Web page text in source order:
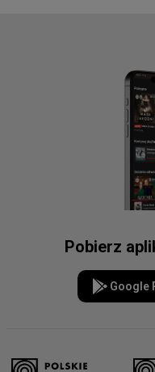
Pobierz
Google